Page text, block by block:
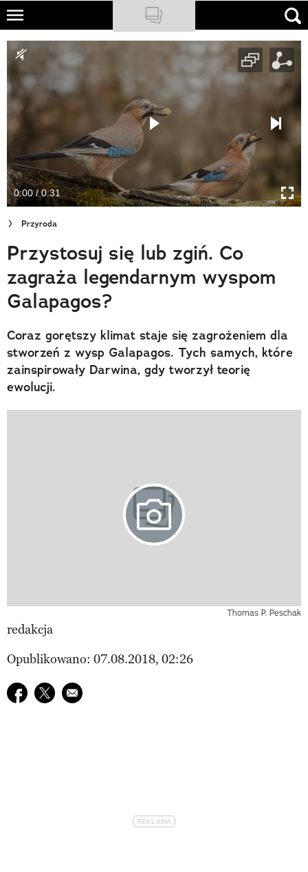
Skip
main
content
NATIONAL GEOGRAPHIC
TRAVELER
PODCASTY
Sklep
Newsletter
Cuda Polski
Wielki Konkurs Fotograficzny
Trendbook Podróżniczy
Polecane
0:00 / 0:31
Przyroda
Przystosuj się lub zgiń. Co
zagraża legendarnym wyspom
Galapagos?
Coraz gorętszy klimat staje się zagrożeniem dla
stworzeń z wysp Galapagos. Tych samych, które
zainspirowały Darwina, gdy tworzył teorię
ewolucji.
Thomas P. Peschak
redakcja
Opublikowano: 07.08.2018, 02:26
Udostępnij na facebook
Udostępnij na twitter
E-mail do przyjaciela